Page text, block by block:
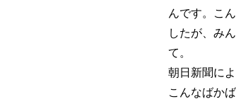
んです。こ
したが、み
て。
朝日新聞に
こんなばか